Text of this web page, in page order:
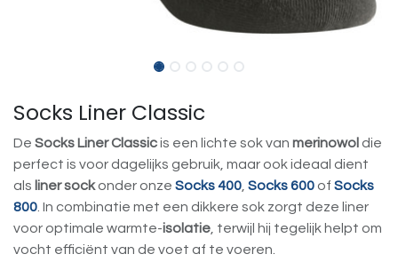
Socks Liner Classic
De Socks Liner Classicis een lichte sok van merinowol die
perfect is voor dagelijks gebruik, maar ook ideaal dient
als liner sockonder onze Socks 400 Socks 600 of Socks
800 . In combinatie met een dikkere sok zorgt deze liner
voor optimale warmte-isolatie , terwijl hij tegelijk helpt om
vocht efficiënt van de voet af te voeren.